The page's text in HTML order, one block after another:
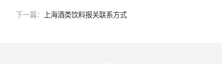
下一篇： 上海酒类饮料报关联系方式